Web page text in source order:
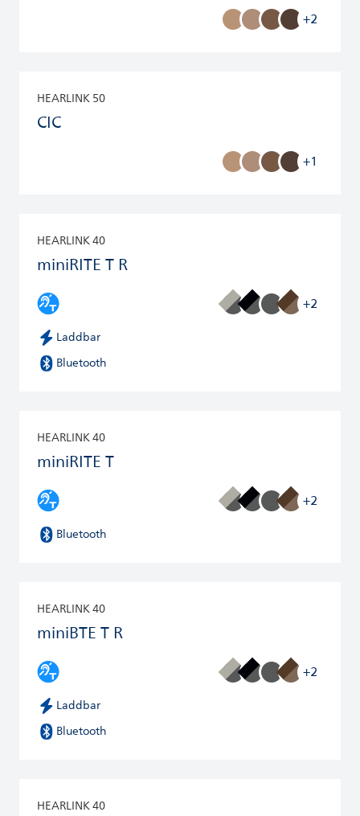
+2
HEARLINK 50
CIC
+1
HEARLINK 40
miniRITE T R
+2
Laddbar
Bluetooth
HEARLINK 40
miniRITE T
+2
Bluetooth
HEARLINK 40
miniBTE T R
+2
Laddbar
Bluetooth
HEARLINK 40